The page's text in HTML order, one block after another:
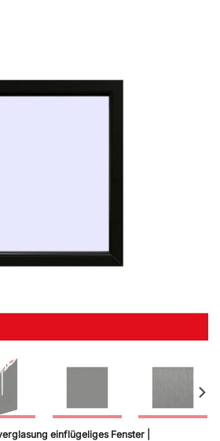
einflügeliges Fenster |